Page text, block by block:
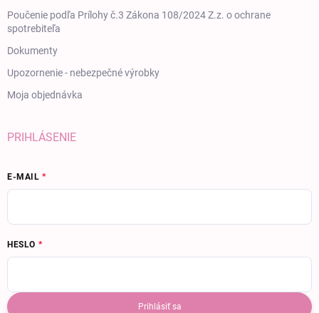
Poučenie podľa Prílohy č.3 Zákona 108/2024 Z.z. o ochrane
spotrebiteľa
Dokumenty
Upozornenie - nebezpečné výrobky
Moja objednávka
PRIHLÁSENIE
E-MAIL
HESLO
Prihlásiť sa